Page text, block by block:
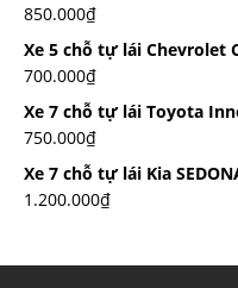
850.000₫
Xe 5 chỗ tự lái Chevrolet
700.000₫
Xe 7 chỗ tự lái Toyota
750.000₫
Xe 7 chỗ tự lái Kia
1.200.000₫